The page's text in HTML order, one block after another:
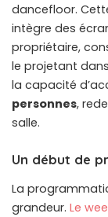
dancefloor.
intègre des
propriétaire,
le projetant
la capacité
personnes,
salle.
Un début de
La
grandeur. Le